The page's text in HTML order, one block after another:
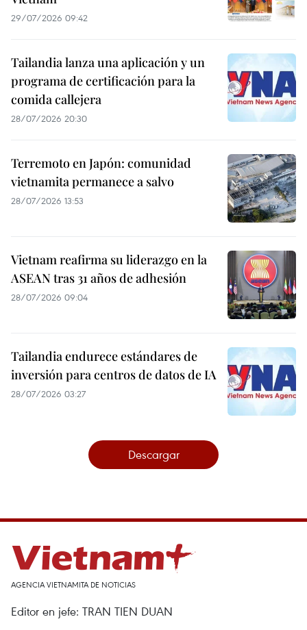
29/07/2026 09:42
Tailandia lanza una aplicación y un
programa de certificación para la
comida callejera
28/07/2026 20:30
Terremoto en Japón: comunidad
vietnamita permanece a salvo
28/07/2026 13:53
Vietnam reafirma su liderazgo en la
ASEAN tras 31 años de adhesión
28/07/2026 09:04
Tailandia endurece estándares de
inversión para centros de datos de IA
28/07/2026 03:27
Descargar
AGENCIA VIETNAMITA DE NOTICIAS
Editor en jefe: TRAN TIEN DUAN